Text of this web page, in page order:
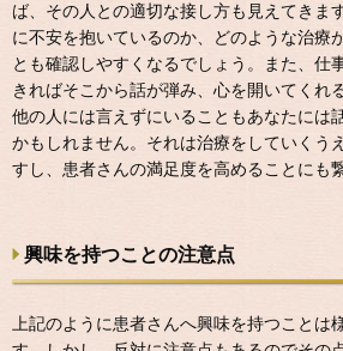
ば、その人との適切な接し方も見えてきま
に不安を抱いているのか、どのような治療
とも確認しやすくなるでしょう。また、仕
きればそこから話が弾み、心を開いてくれ
他の人には言えずにいることもあなたには
かもしれません。それは治療をしていくう
すし、患者さんの満足度を高めることにも
興味を持つことの注意点
上記のように患者さんへ興味を持つことは